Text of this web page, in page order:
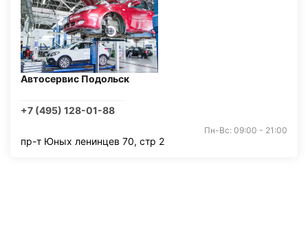
Автосервис Подольск
+7 (495) 128-01-88
Пн-Вс: 09:00 - 21:00
пр-т Юных ленинцев 70, стр 2